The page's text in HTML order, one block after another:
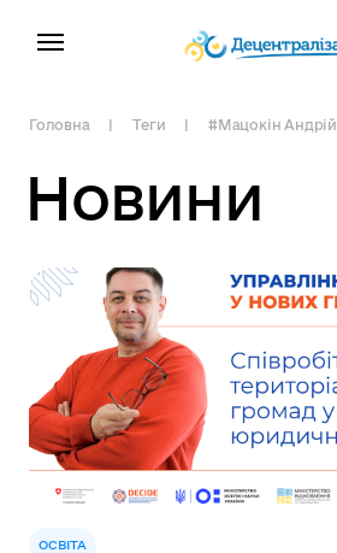
Головна Теги #Мацокін Андрій
Новини
ОСВІТА